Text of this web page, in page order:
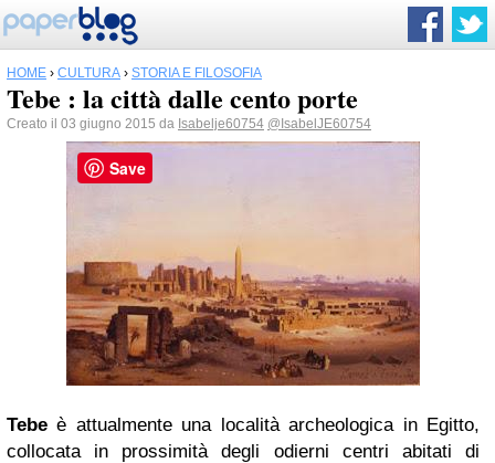
HOME › CULTURA › STORIA E FILOSOFIA
Tebe : la città dalle cento porte
Creato il 03 giugno 2015 da Isabelje60754 @IsabelJE60754
Tebe è attualmente una località archeologica in Egitto,
collocata in prossimità degli odierni centri abitati di
Save